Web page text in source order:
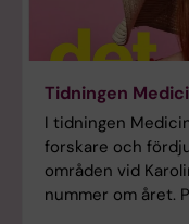
Tidningen
I tidningen
forskare och
områden vid
nummer om året.